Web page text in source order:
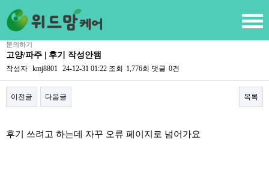
문의하기
고양/파주 | 후기 작성안됌
작성자 kmj8801 24-12-31 01:22 조회 1,776회 댓글 0건
이전글 다음글 목록
후기 쓰려고 하는데 자꾸 오류 페이지로 넘어가요